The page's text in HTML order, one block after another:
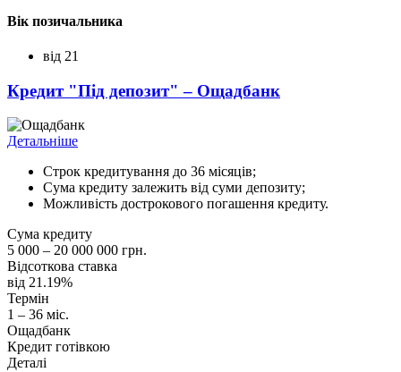
Вік позичальника
від 21
Кредит "Під депозит" – Ощадбанк
Детальніше
Строк кредитування до 36 місяців;
Сума кредиту залежить від суми депозиту;
Можливість дострокового погашення кредиту.
Сума кредиту
5 000 – 20 000 000 грн.
Відсоткова ставка
від 21.19%
Термін
1 – 36 міс.
Ощадбанк
Кредит готівкою
Деталі